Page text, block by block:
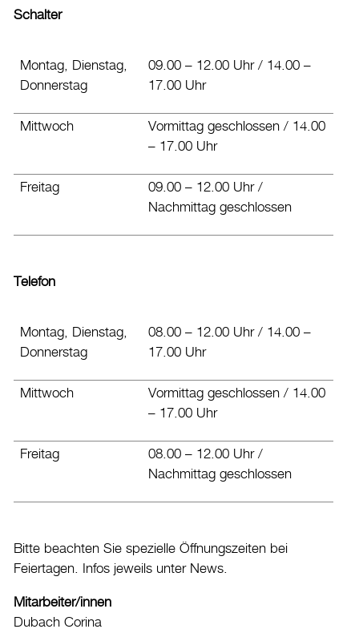
Datenschutz
Jobs & Karriere
Wirtschaft
Aktuelles
Öffnungszeiten & Kontakt
Stadtplan
Login
Schalter
Montag, Dienstag,
Donnerstag
09.00 – 12.00 Uhr / 14.00 –
17.00 Uhr
Mittwoch
Vormittag geschlossen / 14.00
– 17.00 Uhr
Freitag
09.00 – 12.00 Uhr /
Nachmittag geschlossen
Telefon
Montag, Dienstag,
Donnerstag
08.00 – 12.00 Uhr / 14.00 –
17.00 Uhr
Mittwoch
Vormittag geschlossen / 14.00
– 17.00 Uhr
Freitag
08.00 – 12.00 Uhr /
Nachmittag geschlossen
Bitte beachten Sie spezielle Öffnungszeiten bei
Feiertagen. Infos jeweils unter News.
Mitarbeiter/innen
Dubach Corina